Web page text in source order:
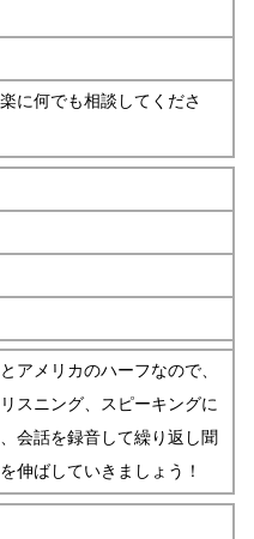
に何でも相談してくださ
アメリカのハーフなので、
スニング、スピーキングに
会話を録音して繰り返し聞
伸ばしていきましょう！